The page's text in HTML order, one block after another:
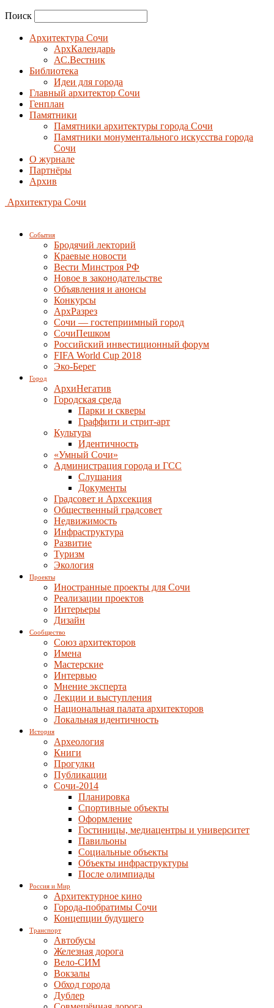
Поиск
Архитектура Сочи
АрхКалендарь
АС.Вестник
Библиотека
Идеи для города
Главный архитектор Сочи
Генплан
Памятники
Памятники архитектуры города Сочи
Памятники монументального искусства города
Сочи
О журнале
Партнёры
Архив
Архитектура Сочи
События
Бродячий лекторий
Краевые новости
Вести Минстроя РФ
Новое в законодательстве
Объявления и анонсы
Конкурсы
АрхРазрез
Сочи — гостеприимный город
СочиПешком
Российский инвестиционный форум
FIFA World Cup 2018
Эко-Берег
Город
АрхиНегатив
Городская среда
Парки и скверы
Граффити и стрит-арт
Культура
Идентичность
«Умный Сочи»
Администрация города и ГСС
Слушания
Документы
Градсовет и Архсекция
Общественный градсовет
Недвижимость
Инфраструктура
Развитие
Туризм
Экология
Проекты
Иностранные проекты для Сочи
Реализации проектов
Интерьеры
Дизайн
Сообщество
Союз архитекторов
Имена
Мастерские
Интервью
Мнение эксперта
Лекции и выступления
Национальная палата архитекторов
Локальная идентичность
История
Археология
Книги
Прогулки
Публикации
Сочи-2014
Планировка
Спортивные объекты
Оформление
Гостиницы, медиацентры и университет
Павильоны
Социальные объекты
Объекты инфраструктуры
После олимпиады
Россия и Мир
Архитектурное кино
Города-побратимы Сочи
Концепции будущего
Транспорт
Автобусы
Железная дорога
Вело-СИМ
Вокзалы
Обход города
Дублер